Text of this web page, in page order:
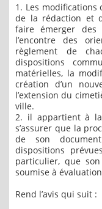
1. Les modifications
de la rédaction et
faire émerger des
l’encontre des
règlement de
dispositions
matérielles, la
création d’un
l’extension du
ville.
2. il appartient à
s’assurer que la
de son
dispositions
particulier, que
soumise à
Rend l’avis qui suit :